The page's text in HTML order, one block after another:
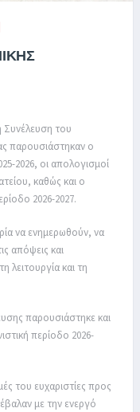
Συνέλευση του
παρουσιάστηκαν ο
2026, οι απολογισμοί
καθώς και ο
2026-2027.
να ενημερωθούν, να
απόψεις και
λειτουργία και τη
παρουσιάστηκε και
περίοδο 2026-
του ευχαριστίες προς
με την ενεργό